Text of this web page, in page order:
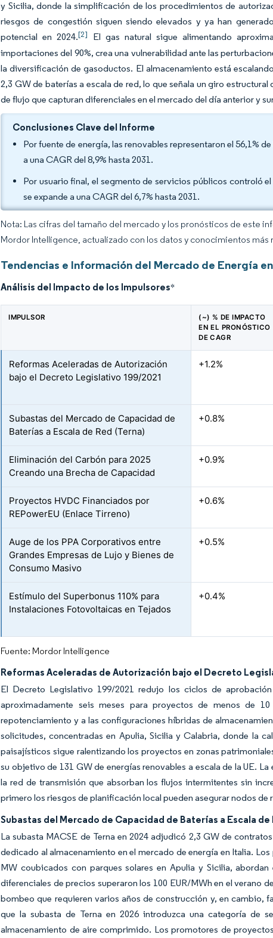
y Sicilia, donde la simplificación de los procedimientos de
riesgos de congestión siguen siendo elevados y ya han
potencial en 2024.[2]
El gas natural sigue alimentando
importaciones del 90%, crea una vulnerabilidad ante las
la diversificación de gasoductos. El almacenamiento está
2,3 GW de baterías a escala de red, lo que señala un giro
de flujo que capturan diferenciales en el mercado del día anterior y
Conclusiones Clave del Informe
Por fuente de energía, las renovables representaron el 56,1%
a una CAGR del 8,9% hasta 2031.
Por usuario final, el segmento de servicios públicos controló
se expande a una CAGR del 6,7% hasta 2031.
Nota: Las cifras del tamaño del mercado y los pronósticos de este
Mordor Intelligence, actualizado con los datos y conocimientos
Tendencias e Información del Mercado de Energía
Análisis del Impacto de los Impulsores*
IMPULSOR
(~) % DE IMPACTO
EN EL PRONÓSTICO
DE CAGR
Reformas Aceleradas de Autorización
bajo el Decreto Legislativo 199/2021
+1.2%
Subastas del Mercado de Capacidad de
Baterías a Escala de Red (Terna)
+0.8%
Eliminación del Carbón para 2025
Creando una Brecha de Capacidad
+0.9%
Proyectos HVDC Financiados por
REPowerEU (Enlace Tirreno)
+0.6%
Auge de los PPA Corporativos entre
Grandes Empresas de Lujo y Bienes de
Consumo Masivo
+0.5%
Estímulo del Superbonus 110% para
Instalaciones Fotovoltaicas en Tejados
+0.4%
Fuente: Mordor Intelligence
Reformas Aceleradas de Autorización bajo el Decreto
El Decreto Legislativo 199/2021 redujo los ciclos de
aproximadamente seis meses para proyectos de menos de
repotenciamiento y a las configuraciones híbridas de
solicitudes, concentradas en Apulia, Sicilia y Calabria, donde la
paisajísticos sigue ralentizando los proyectos en zonas
su objetivo de 131 GW de energías renovables a escala de la UE.
la red de transmisión que absorban los flujos intermitentes sin
primero los riesgos de planificación local pueden asegurar nodos
Subastas del Mercado de Capacidad de Baterías a Escala de
La subasta MACSE de Terna en 2024 adjudicó 2,3 GW de
dedicado al almacenamiento en el mercado de energía en Italia.
MW coubicados con parques solares en Apulia y Sicilia,
diferenciales de precios superaron los 100 EUR/MWh en el verano
bombeo que requieren varios años de construcción y, en cambio,
que la subasta de Terna en 2026 introduzca una categoría de
almacenamiento de aire comprimido. Los promotores de